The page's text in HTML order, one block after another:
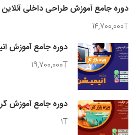
دوره جامع آموزش طراحی داخلی آنلاین
14,700,000T
دوره جامع آموزش
19,700,000T
دوره جامع آموزش
1T